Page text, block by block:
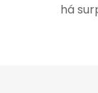
há